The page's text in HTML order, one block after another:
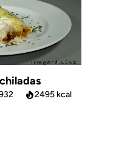
2495 kcal